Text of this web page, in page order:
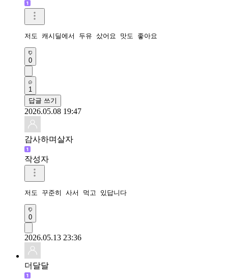
저도 캐시딜에서 두유 샀어요 맛도 좋아요
0
1
답글 쓰기
2026.05.08 19:47
감사하며살자
작성자
저도 꾸준히 사서 먹고 있답니다
0
2026.05.13 23:36
더달달